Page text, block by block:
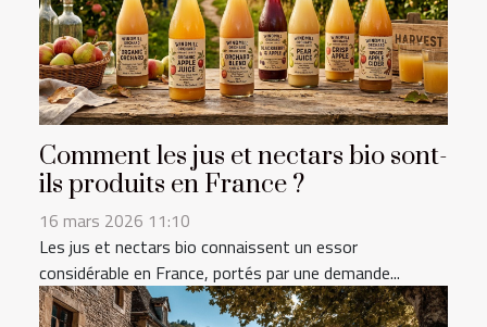
Comment les jus et nectars bio sont-
ils produits en France ?
16 mars 2026 11:10
Les jus et nectars bio connaissent un essor
considérable en France, portés par une demande...